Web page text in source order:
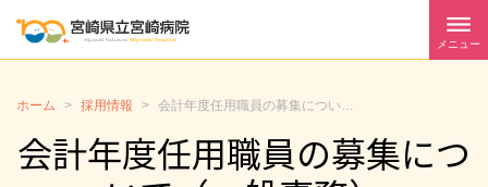
メニュー
ホーム > 採用情報 > 会計年度任用職員の募集について（一般事務）
会計年度任用職員の募集につ